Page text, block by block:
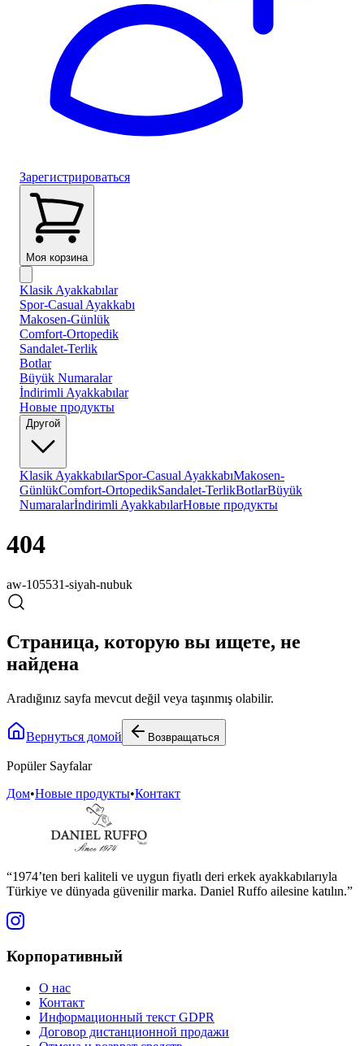
Зарегистрироваться
Моя корзина
Klasik Ayakkabılar
Spor-Casual Ayakkabı
Makosen-Günlük
Comfort-Ortopedik
Sandalet-Terlik
Botlar
Büyük Numaralar
İndirimli Ayakkabılar
Новые продукты
Другой
Klasik AyakkabılarSpor-Casual AyakkabıMakosen-
GünlükComfort-OrtopedikSandalet-TerlikBotlarBüyük
Numaralarİndirimli AyakkabılarНовые продукты
404
aw-105531-siyah-nubuk
Страница, которую вы ищете, не
найдена
Aradığınız sayfa mevcut değil veya taşınmış olabilir.
Вернуться домой Возвращаться
Popüler Sayfalar
Дом•Новые продукты•Контакт
“1974’ten beri kaliteli ve uygun fiyatlı deri erkek ayakkabılarıyla
Türkiye ve dünyada güvenilir marka. Daniel Ruffo ailesine katılın.”
Корпоративный
О нас
Контакт
Информационный текст GDPR
Договор дистанционной продажи